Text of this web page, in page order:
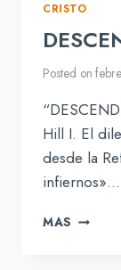
CRISTO
Posted on
Hill I. El
desde la
infiernos»…
MAS